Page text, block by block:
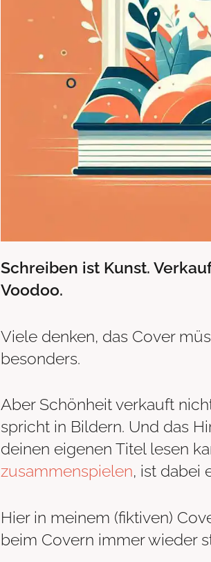
Schreiben ist Kunst.
Voodoo.
Viele denken, das Cover
besonders.
Aber Schönheit verkauft
spricht in Bildern. Und das
deinen eigenen Titel lesen
zusammenspielen, ist dabei
Hier in meinem (fiktiven)
beim Covern immer wieder